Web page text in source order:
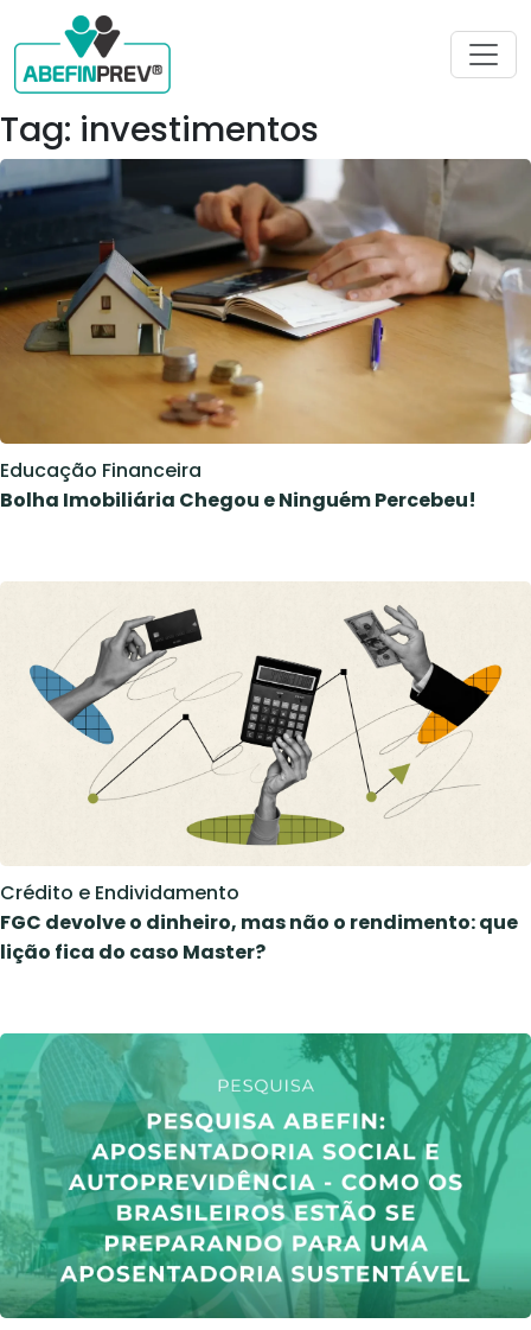
Tag: investimentos
Educação Financeira
Bolha Imobiliária Chegou e Ninguém Percebeu!
Crédito e Endividamento
FGC devolve o dinheiro, mas não o rendimento: que
lição fica do caso Master?